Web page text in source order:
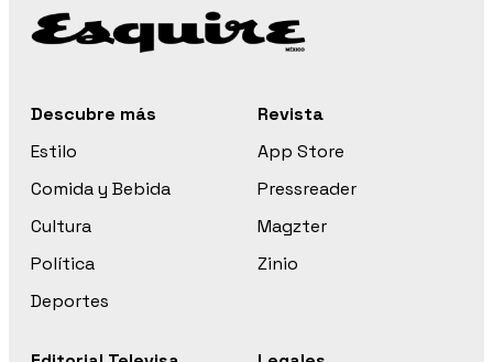
Descubre más
Estilo
Comida y Bebida
Cultura
Política
Deportes
Revista
App Store
Pressreader
Magzter
Zinio